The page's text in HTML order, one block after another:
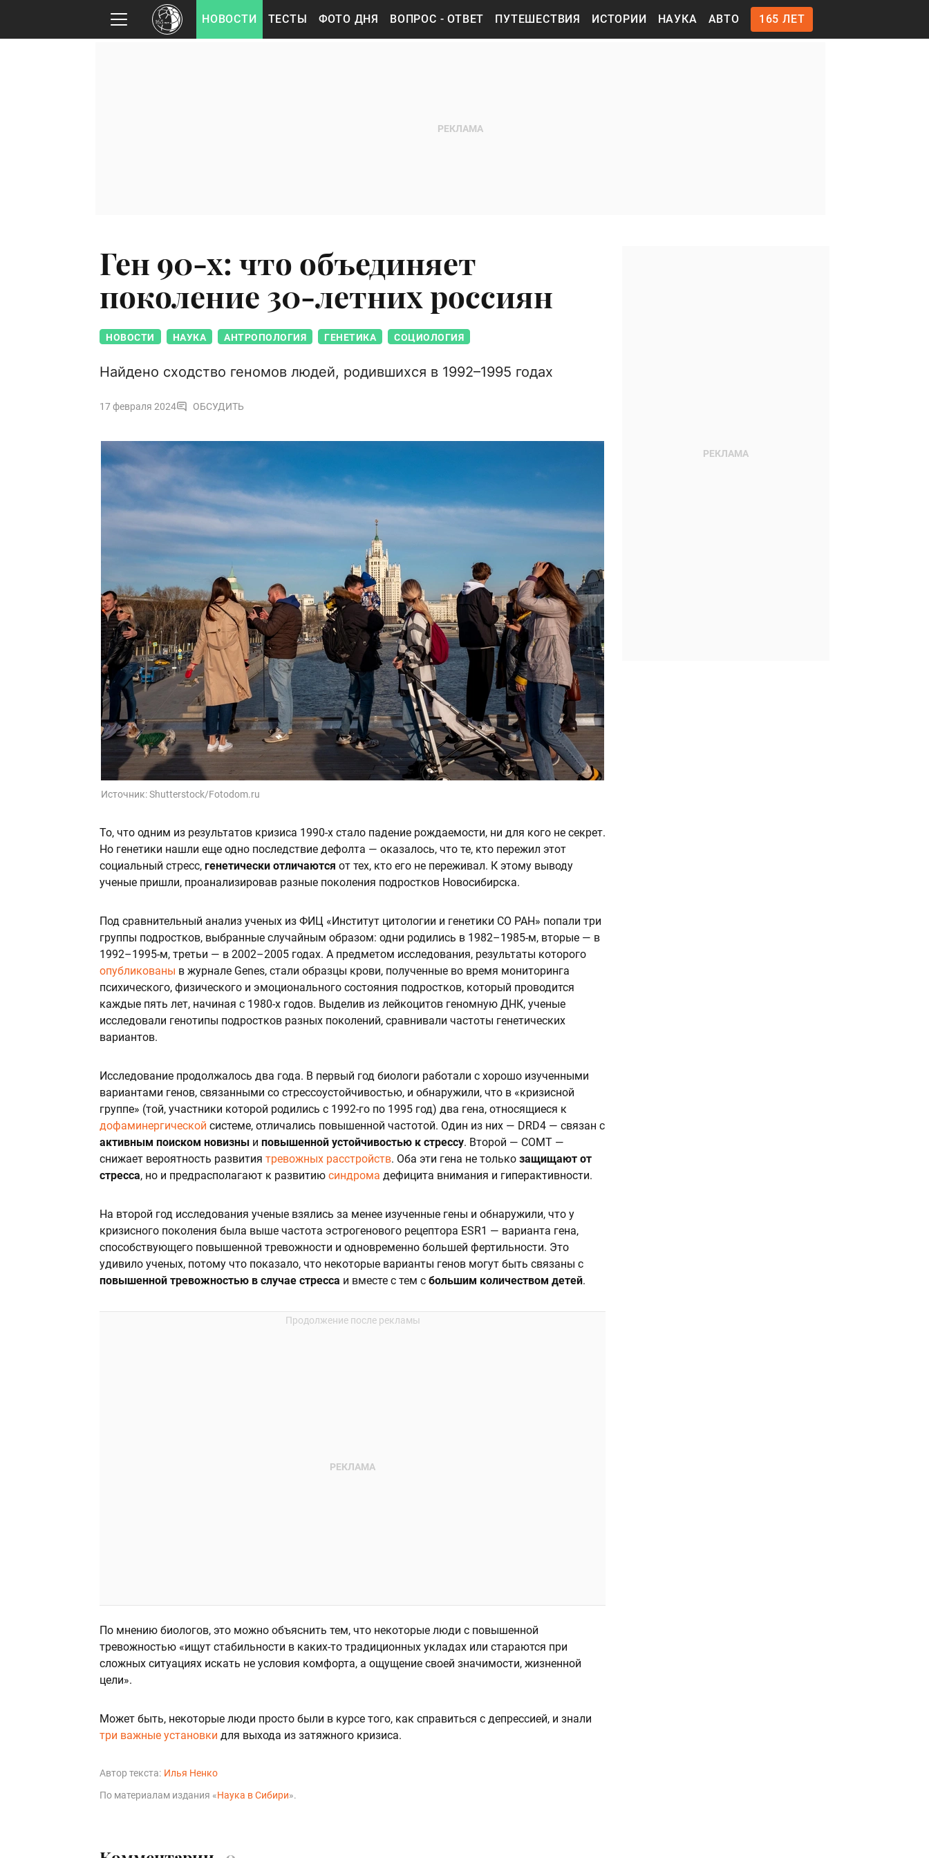
НОВОСТИ ТЕСТЫ ФОТО ДНЯ ВОПРОС - ОТВЕТ ПУТЕШЕСТВИЯ ИСТОРИИ НАУКА АВТО 165 ЛЕТ
Ген 90-х: что объединяет
поколение 30-летних россиян
НОВОСТИ НАУКА АНТРОПОЛОГИЯ ГЕНЕТИКА СОЦИОЛОГИЯ
Найдено сходство геномов людей, родившихся в 1992–1995 годах
17 февраля 2024 ОБСУДИТЬ
Источник:Shutterstock/Fotodom.ru
То, что одним из результатов кризиса 1990-х стало падение рождаемости, ни для кого не секрет.
Но генетики нашли еще одно последствие дефолта — оказалось, что те, кто пережил этот
социальный стресс, генетически отличаются от тех, кто его не переживал. К этому выводу
ученые пришли, проанализировав разные поколения подростков Новосибирска.
Под сравнительный анализ ученых из ФИЦ «Институт цитологии и генетики СО РАН» попали три
группы подростков, выбранные случайным образом: одни родились в 1982–1985-м, вторые — в
1992–1995-м, третьи — в 2002–2005 годах. А предметом исследования, результаты которого
опубликованы в журнале Genes, стали образцы крови, полученные во время мониторинга
психического, физического и эмоционального состояния подростков, который проводится
каждые пять лет, начиная с 1980-х годов. Выделив из лейкоцитов геномную ДНК, ученые
исследовали генотипы подростков разных поколений, сравнивали частоты генетических
вариантов.
Исследование продолжалось два года. В первый год биологи работали с хорошо изученными
вариантами генов, связанными со стрессоустойчивостью, и обнаружили, что в «кризисной
группе» (той, участники которой родились с 1992-го по 1995 год) два гена, относящиеся к
дофаминергической системе, отличались повышенной частотой. Один из них — DRD4 — связан с
активным поиском новизны и повышенной устойчивостью к стрессу. Второй — COMT —
снижает вероятность развития тревожных расстройств. Оба эти гена не только защищают от
стресса, но и предрасполагают к развитию синдрома дефицита внимания и гиперактивности.
На второй год исследования ученые взялись за менее изученные гены и обнаружили, что у
кризисного поколения была выше частота эстрогенового рецептора ESR1 — варианта гена,
способствующего повышенной тревожности и одновременно большей фертильности. Это
удивило ученых, потому что показало, что некоторые варианты генов могут быть связаны с
повышенной тревожностью в случае стресса и вместе с тем с большим количеством детей.
По мнению биологов, это можно объяснить тем, что некоторые люди с повышенной
тревожностью «ищут стабильности в каких-то традиционных укладах или стараются при
сложных ситуациях искать не условия комфорта, а ощущение своей значимости, жизненной
цели».
Может быть, некоторые люди просто были в курсе того, как справиться с депрессией, и знали
три важные установки для выхода из затяжного кризиса.
Автор текста: Илья Ненко
По материалам издания «Наука в Сибири».